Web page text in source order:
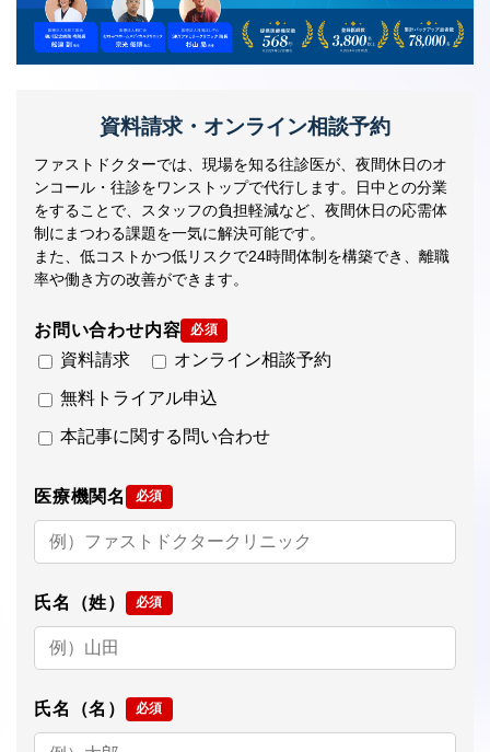
資料請求・オンライン相談予約
ファストドクターでは、現場を知る往診医が、夜間休日のオ
ンコール・往診をワンストップで代行します。日中との分業
をすることで、スタッフの負担軽減など、夜間休日の応需体
制にまつわる課題を一気に解決可能です。
また、低コストかつ低リスクで24時間体制を構築でき、離職
率や働き方の改善ができます。
お問い合わせ内容 必須
資料請求 オンライン相談予約
無料トライアル申込
本記事に関する問い合わせ
医療機関名 必須
氏名（姓） 必須
氏名（名） 必須